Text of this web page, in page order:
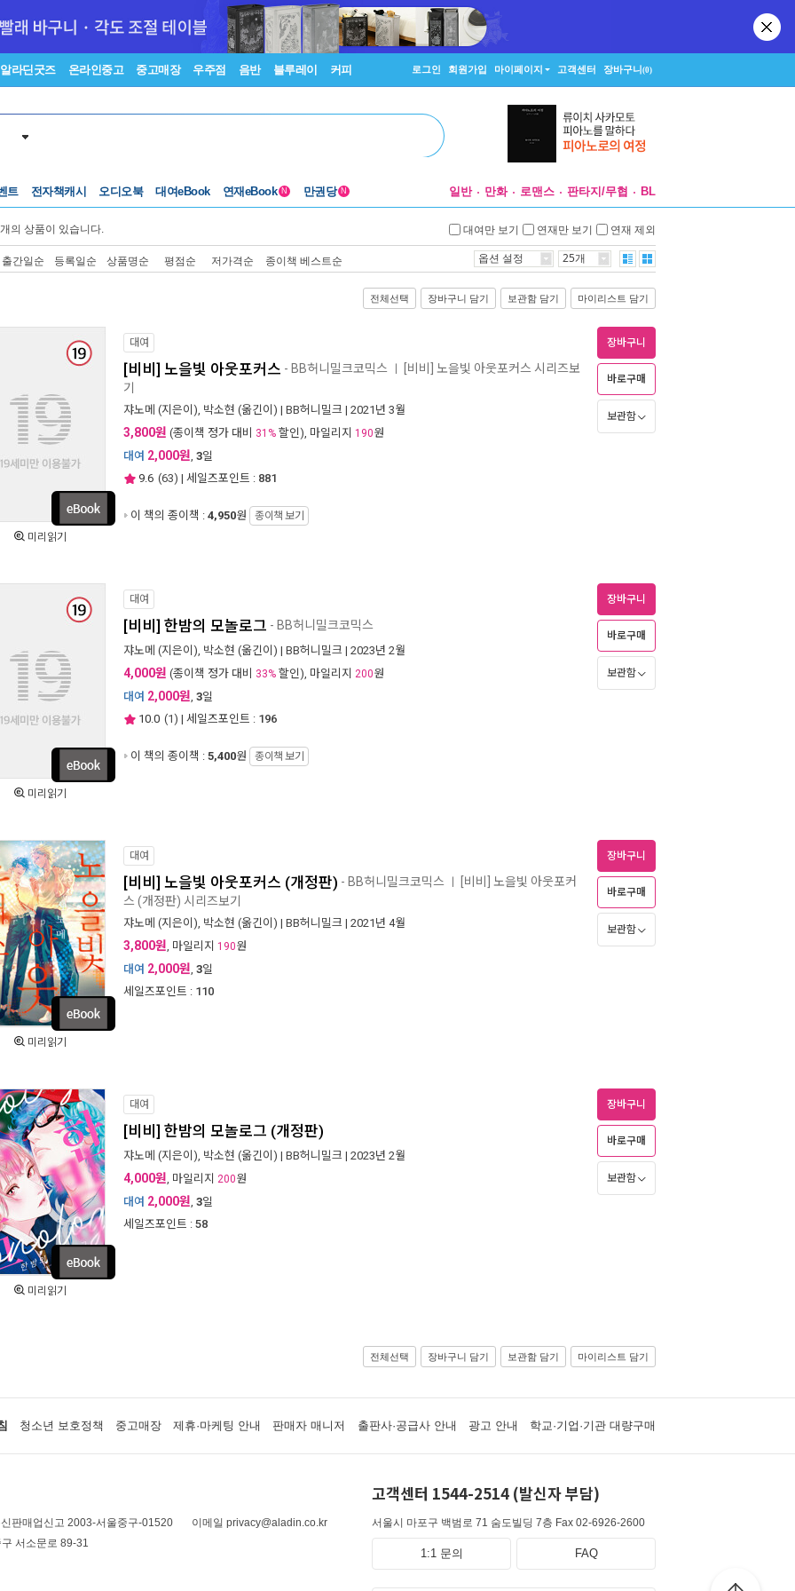
알라딘굿즈 온라인중고 중고매장 우주점 음반 블루레이 커피 로그인 회원가입 마이페이지 고객센터 장바구니(0)
트 전자책캐시 오디오북 대여eBook 연재eBook N 만권당 N 일반 만화 로맨스 판타지/무협 BL
개의 상품이 있습니다. 대여만 보기 연재만 보기 연재 제외
출간일순 등록일순 상품명순 평점순 저가격순 종이책 베스트순 옵션 설정 25개
전체선택 장바구니 담기 보관함 담기 마이리스트 담기
미리읽기
대여
[비비] 노을빛 아웃포커스 - BB허니밀크코믹스 [비비] 노을빛 아웃포커스 시리즈보
기
쟈노메 (지은이), 박소현 (옮긴이) | BB허니밀크 | 2021년 3월
3,800원 (종이책 정가 대비 31% 할인), 마일리지 190원
대여 2,000원, 3일
9.6 (63) | 세일즈포인트 : 881
이 책의 종이책 : 4,950원 종이책 보기
장바구니
바로구매
보관함
미리읽기
대여
[비비] 한밤의 모놀로그 - BB허니밀크코믹스
쟈노메 (지은이), 박소현 (옮긴이) | BB허니밀크 | 2023년 2월
4,000원 (종이책 정가 대비 33% 할인), 마일리지 200원
대여 2,000원, 3일
10.0 (1) | 세일즈포인트 : 196
이 책의 종이책 : 5,400원 종이책 보기
장바구니
바로구매
보관함
미리읽기
대여
[비비] 노을빛 아웃포커스 (개정판) - BB허니밀크코믹스 [비비] 노을빛 아웃포커
스 (개정판) 시리즈보기
쟈노메 (지은이), 박소현 (옮긴이) | BB허니밀크 | 2021년 4월
3,800원, 마일리지 190원
대여 2,000원, 3일
세일즈포인트 : 110
장바구니
바로구매
보관함
미리읽기
대여
[비비] 한밤의 모놀로그 (개정판)
쟈노메 (지은이), 박소현 (옮긴이) | BB허니밀크 | 2023년 2월
4,000원, 마일리지 200원
대여 2,000원, 3일
세일즈포인트 : 58
장바구니
바로구매
보관함
전체선택 장바구니 담기 보관함 담기 마이리스트 담기
청소년 보호정책 중고매장 제휴·마케팅 안내 판매자 매니저 출판사·공급사 안내 광고 안내 학교·기업·기관 대량구매
판매업신고 2003-서울중구-01520
이메일 privacy@aladin.co.kr
서소문로 89-31
고객센터 1544-2514 (발신자 부담)
서울시 마포구 백범로 71 숨도빌딩 7층 Fax 02-6926-2600
1:1 문의 FAQ